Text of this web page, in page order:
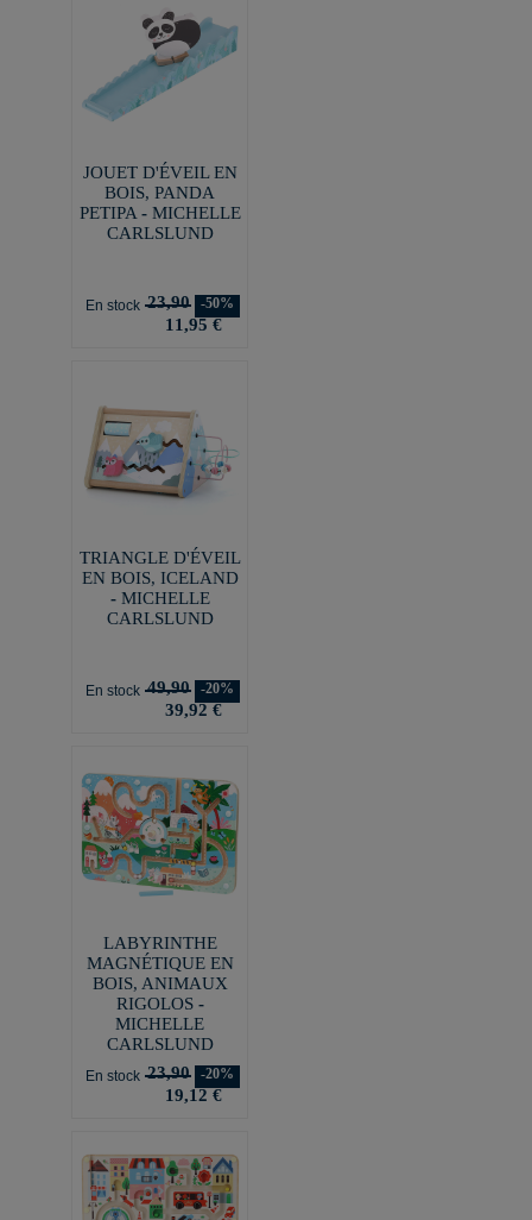
JOUET D'ÉVEIL EN
BOIS, PANDA
PETIPA - MICHELLE
CARLSLUND
En stock 23,90 -50%
11,95 €
TRIANGLE D'ÉVEIL
EN BOIS, ICELAND
- MICHELLE
CARLSLUND
En stock 49,90 -20%
39,92 €
LABYRINTHE
MAGNÉTIQUE EN
BOIS, ANIMAUX
RIGOLOS -
MICHELLE
CARLSLUND
En stock 23,90 -20%
19,12 €